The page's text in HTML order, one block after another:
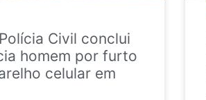
Civil conclui
homem por furto
celular em